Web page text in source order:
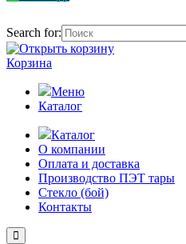
Search for:
Корзина
Меню
Каталог
Каталог
О компании
Оплата и доставка
Производство ПЭТ тары
Стекло (бой)
Контакты